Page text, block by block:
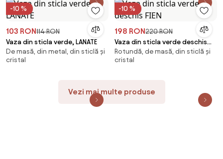
-10 %
103 RON114 RON
Vaza din sticla verde, LANATE
De masă, din metal, din sticlă și
cristal
-10 %
198 RON220 RON
Vaza din sticla verde deschis
FIEN
Rotundă, de masă, din sticlă și
cristal
Vezi mai multe produse